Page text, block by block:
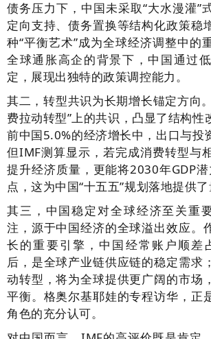
债务压力下，中国未采取“大水漫灌”
定向支持、债务置换等结构化政策稳
种“平衡艺术”成为全球经济调整中的
全球通胀高企的背景下，中国通过
定，展现出独特的政策调控能力。
其二，转型共识为长期增长锚定方向
费拉动转型”上的共识，凸显了结构性
前中国5.0%的经济增长中，出口与投
但IMF测算显示，若完成消费转型与
提升经济质量，更能将2030年GDP
点，这为中国“十五五”规划落地提供了
其三，中国稳定对全球经济至关重
注，源于中国经济的全球溢出效应。
长的重要引擎，中国经常账户顺差
后，是全球产业链供应链的稳定需求
动转型，将为全球提供更广阔的市场
平衡。格奥尔基耶娃的专程访华，正
角色的充分认可。